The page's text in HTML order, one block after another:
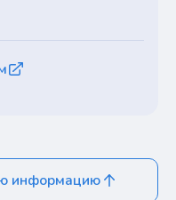
информацию